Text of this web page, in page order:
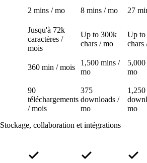
2 mins / mo 8 mins / mo 27
Jusqu'à 72k
caractères /
mois
Up to 300k
chars / mo
Up
chars
360 min / mois
1,500 mins /
mo
mo
90
téléchargements
/ mois
375
downloads /
mo
1,250
mo
Stockage, collaboration et intégrations